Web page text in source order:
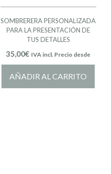
SOMBRERERA PERSONALIZADA
PARA LA PRESENTACIÓN DE
TUS DETALLES
35,00€ IVA incl. Precio desde
AÑADIR AL CARRITO